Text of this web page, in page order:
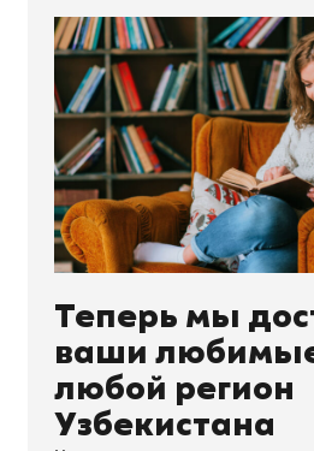
Теперь мы
ваши
любой регион
Узбекистана